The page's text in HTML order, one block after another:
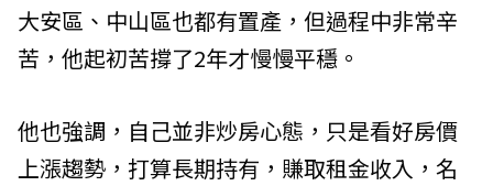
大安區、中山區也都有置產，但過程中非常辛
苦，他起初苦撐了2年才慢慢平穩。
他也強調，自己並非炒房心態，只是看好房價
上漲趨勢，打算長期持有，賺取租金收入，名